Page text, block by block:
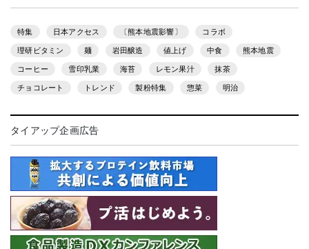
特集 日本アクセス 〔熊本地震影響〕 コラボ
理研ビタミン 麺 岩田醸造 値上げ 中食 熊本地震
コーヒー 雪印乳業 海苔 レモン果汁 抹茶
チョコレート トレンド 製粉特集 惣菜 明治
タイアップ企画広告